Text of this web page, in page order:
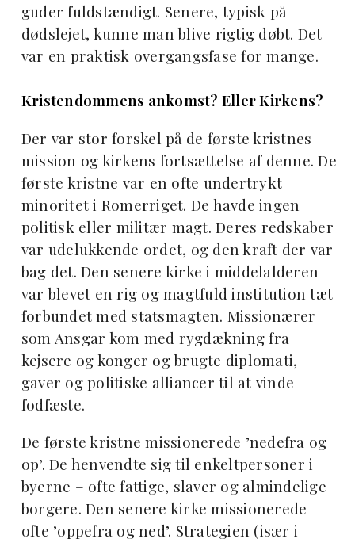
guder fuldstændigt. Senere, typisk på
dødslejet, kunne man blive rigtig døbt. Det
var en praktisk overgangsfase for mange.
Kristendommens ankomst? Eller Kirkens?
Der var stor forskel på de første kristnes
mission og kirkens fortsættelse af denne. De
første kristne var en ofte undertrykt
minoritet i Romerriget. De havde ingen
politisk eller militær magt. Deres redskaber
var udelukkende ordet, og den kraft der var
bag det. Den senere kirke i middelalderen
var blevet en rig og magtfuld institution tæt
forbundet med statsmagten. Missionærer
som Ansgar kom med rygdækning fra
kejsere og konger og brugte diplomati,
gaver og politiske alliancer til at vinde
fodfæste.
De første kristne missionerede ’nedefra og
op’. De henvendte sig til enkeltpersoner i
byerne – ofte fattige, slaver og almindelige
borgere. Den senere kirke missionerede
ofte ’oppefra og ned’. Strategien (især i